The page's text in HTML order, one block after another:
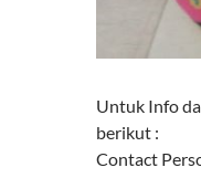
Untuk Info
berikut :
Contact